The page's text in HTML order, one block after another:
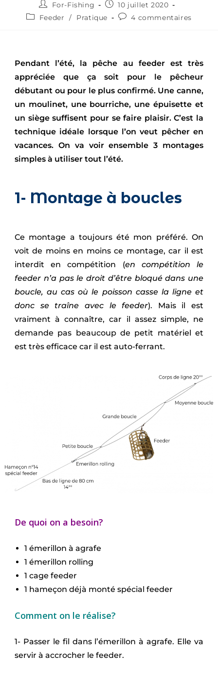
For-Fishing
10 juillet 2020
Feeder
/ Pratique 4 commentaires
Pendant l’été, la pêche au feeder est très
appréciée que ça soit pour le pêcheur
débutant ou pour le plus confirmé. Une canne,
un moulinet, une bourriche, une épuisette et
un siège suffisent pour se faire plaisir. C’est la
technique idéale lorsque l’on veut pêcher en
vacances. On va voir ensemble 3 montages
simples à utiliser tout l’été.
1- Montage à boucles
Ce montage a toujours été mon préféré. On
voit de moins en moins ce montage, car il est
interdit en compétition (en compétition le
feeder n’a pas le droit d’être bloqué dans une
boucle, au cas où le poisson casse la ligne et
donc se traîne avec le feeder). Mais il est
vraiment à connaître, car il assez simple, ne
demande pas beaucoup de petit matériel et
est très efficace car il est auto-ferrant.
De quoi on a besoin?
1 émerillon à agrafe
1 émerillon rolling
1 cage feeder
1 hameçon déjà monté spécial feeder
Comment on le réalise?
1- Passer le fil dans l’émerillon à agrafe. Elle va
servir à accrocher le feeder.